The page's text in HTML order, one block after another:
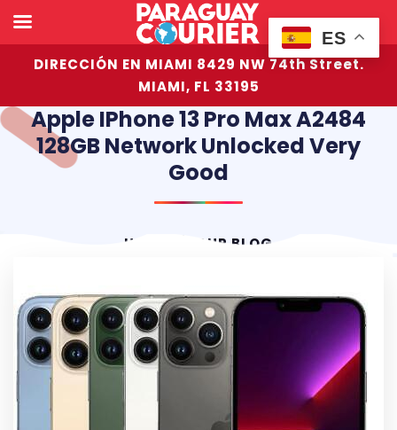
DIRECCIÓN EN MIAMI 8429 NW 74th Street.
MIAMI, FL 33195
Apple IPhone 13 Pro Max A2484
128GB Network Unlocked Very
Good
HOME OUR BLOG
ES